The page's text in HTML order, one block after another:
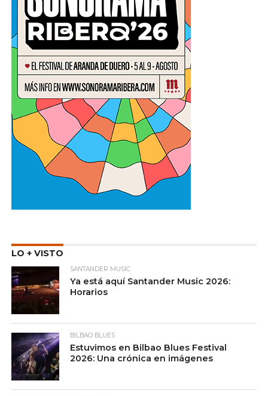
LO + VISTO
SANTANDER MUSIC
Ya está aquí Santander Music 2026:
Horarios
BILBAO BLUES
Estuvimos en Bilbao Blues Festival
2026: Una crónica en imágenes